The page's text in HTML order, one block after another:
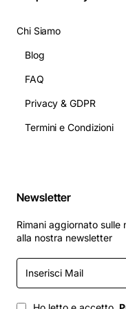
Chi Siamo
Blog
FAQ
Privacy & GDPR
Termini e Condizioni
Newsletter
Rimani aggiornato
alla nostra newsletter
Inserisci
Mail